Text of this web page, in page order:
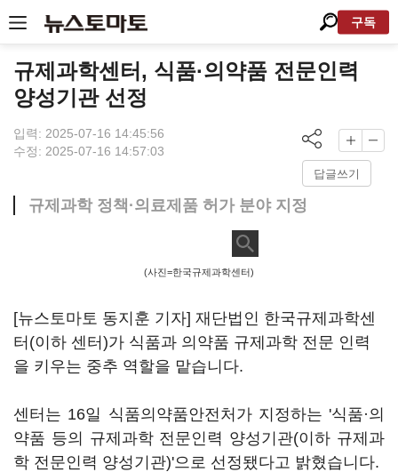
구독
규제과학센터, 식품·의약품 전문인력
양성기관 선정
입력: 2025-07-16 14:45:56
수정: 2025-07-16 14:57:03
답글쓰기
규제과학 정책·의료제품 허가 분야 지정
(사진=한국규제과학센터)
[뉴스토마토 동지훈 기자] 재단법인 한국규제과학센
터(이하 센터)가 식품과 의약품 규제과학 전문 인력
을 키우는 중추 역할을 맡습니다.
센터는 16일 식품의약품안전처가 지정하는 '식품·의
약품 등의 규제과학 전문인력 양성기관(이하 규제과
학 전문인력 양성기관)'으로 선정됐다고 밝혔습니다.